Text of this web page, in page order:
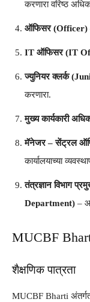
करणारा वरिष्ठ
ऑफिसर (Officer)
IT ऑफिसर (IT
ज्युनियर क्लर्क
करणारा.
मुख्य कार्यकारी
मॅनेजर – सेंट्रल
कार्यालयाच्या
तंत्रज्ञान विभाग
Department) –
MUCBF
शैक्षणिक पात्रता
MUCBF Bharti अंतर्गत